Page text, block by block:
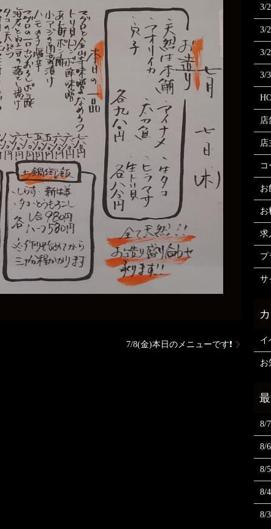
7/8(金)本日のメニューです❗
3/
3/
3/
3/
店
店
コ
お
お
求
プ
サ
イ
お
8/
8/
8/
8/
8/